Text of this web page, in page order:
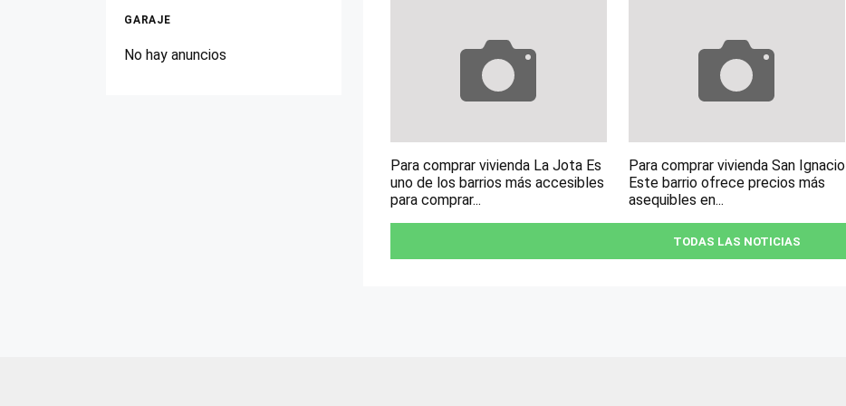
GARAJE
No hay anuncios
Para comprar vivienda La Jota Es
uno de los barrios más accesibles
para comprar...
Para comprar vivienda San Ignacio
Este barrio ofrece precios más
asequibles en...
TODAS LAS NOTICIAS